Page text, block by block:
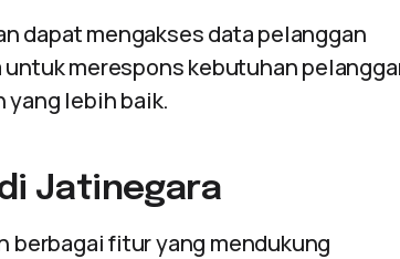
dapat mengakses data pelanggan
merespons kebutuhan
yang lebih baik.
Jatinegara
berbagai fitur yang mendukung